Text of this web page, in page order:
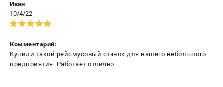
Иван
10/4/22
Комментарий:
Купили такой рейсмусовый станок для нашего небольшого
предприятия. Работает отлично.